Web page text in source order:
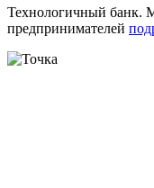
Технологичный банк.
предпринимателей